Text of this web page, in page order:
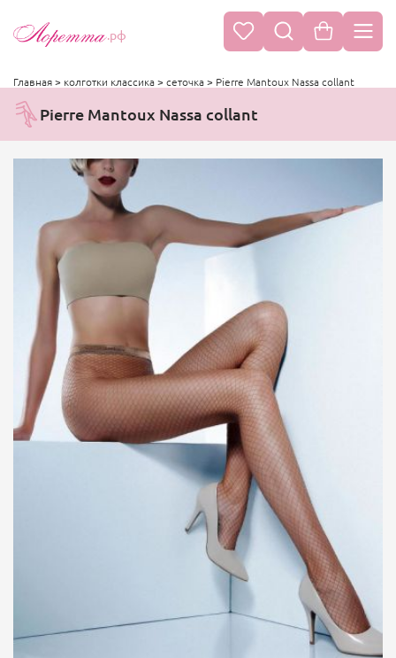
.рф
Главная> колготки классика> сеточка> Pierre Mantoux Nassa collant
Pierre Mantoux Nassa collant